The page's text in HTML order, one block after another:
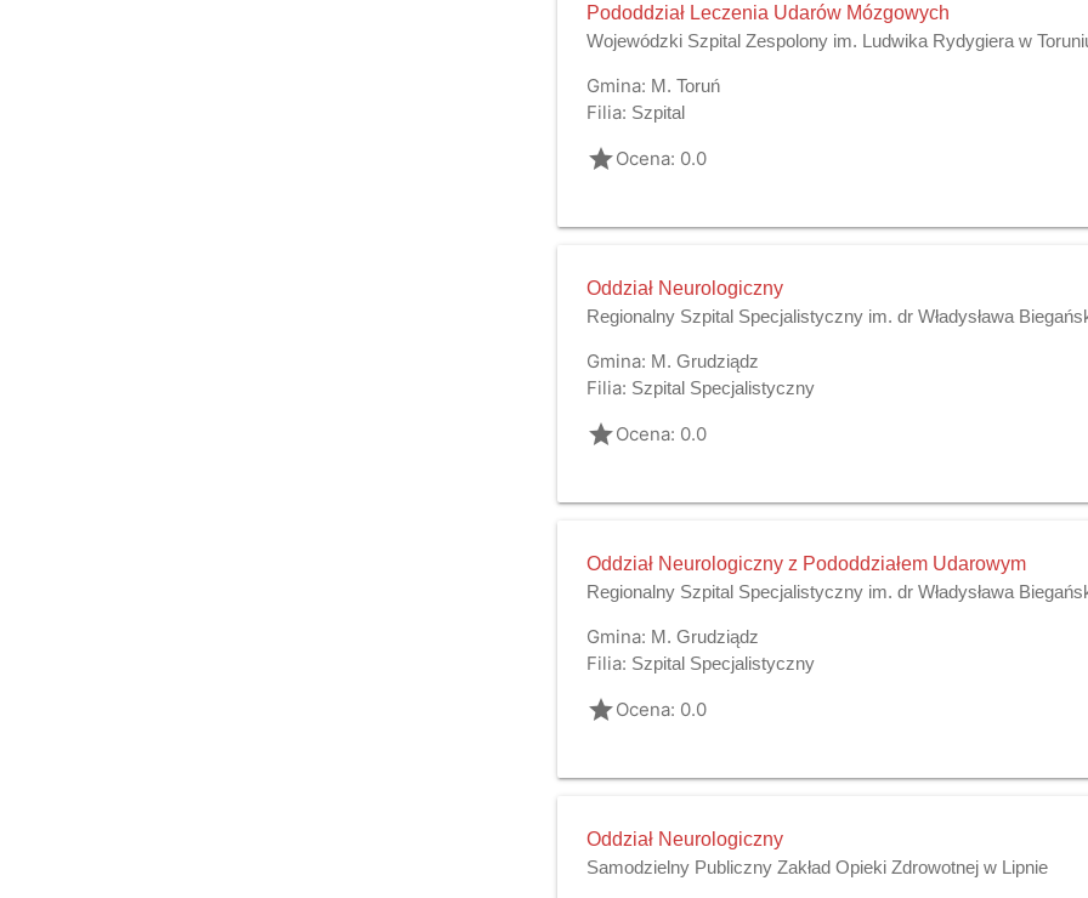
Pododdział Leczenia Udarów Mózgowych
Wojewódzki Szpital Zespolony im. Ludwika Rydygiera w
Gmina: M. Toruń
Filia: Szpital
gradeOcena: 0.0
Oddział Neurologiczny
Regionalny Szpital Specjalistyczny im. dr Władysława
Gmina: M. Grudziądz
Filia: Szpital Specjalistyczny
gradeOcena: 0.0
Oddział Neurologiczny z Pododdziałem Udarowym
Regionalny Szpital Specjalistyczny im. dr Władysława
Gmina: M. Grudziądz
Filia: Szpital Specjalistyczny
gradeOcena: 0.0
Oddział Neurologiczny
Samodzielny Publiczny Zakład Opieki Zdrowotnej w Lipnie